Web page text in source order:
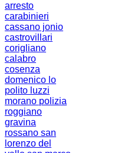
arresto
carabinieri
cassano jonio
castrovillari
corigliano
calabro
cosenza
domenico lo
polito luzzi
morano polizia
roggiano
gravina
rossano san
lorenzo del